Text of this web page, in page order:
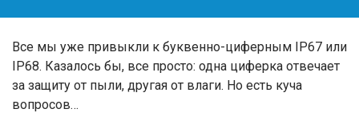
Все мы уже привыкли к буквенно-циферным IP67 или
IP68. Казалось бы, все просто: одна циферка отвечает
за защиту от пыли, другая от влаги. Но есть куча
вопросов…